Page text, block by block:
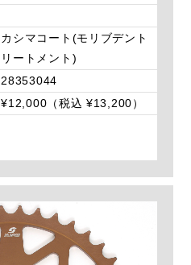
カシマコート(モリブデント
リートメント)
28353044
¥12,000（税込 ¥13,200）